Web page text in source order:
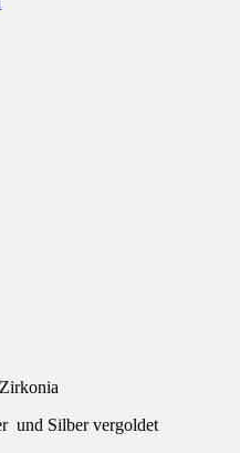
und Silber vergoldet